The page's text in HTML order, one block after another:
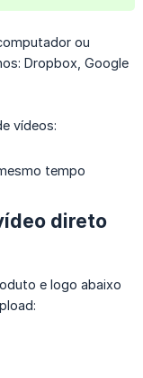
ou
Dropbox, Google
vídeos:
tempo
direto
e logo abaixo